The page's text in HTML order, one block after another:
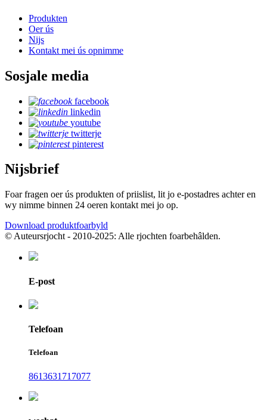
Produkten
Oer ús
Nijs
Kontakt mei ús opnimme
Sosjale media
facebook
linkedin
youtube
twitterje
pinterest
Nijsbrief
Foar fragen oer ús produkten of priislist, lit jo e-postadres achter en
wy nimme binnen 24 oeren kontakt mei jo op.
Download produktfoarbyld
© Auteursrjocht - 2010-2025: Alle rjochten foarbehâlden.
E-post
Telefoan
Telefoan
8613631717077